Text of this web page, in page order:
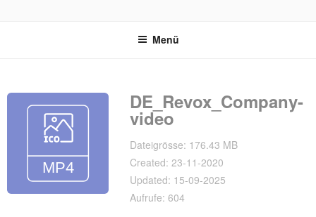
Menü
DE_Revox_Company-
video
Dateigrösse: 176.43 MB
Created: 23-11-2020
Updated: 15-09-2025
Aufrufe: 604